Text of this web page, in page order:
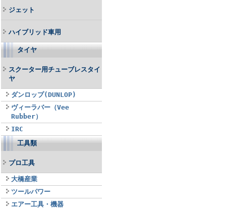
ジェット
ハイブリッド車用
タイヤ
スクーター用チューブレスタイ
ヤ
ダンロップ(DUNLOP)
ヴィーラバー（Vee
Rubber）
IRC
工具類
プロ工具
大橋産業
ツールパワー
エアー工具・機器